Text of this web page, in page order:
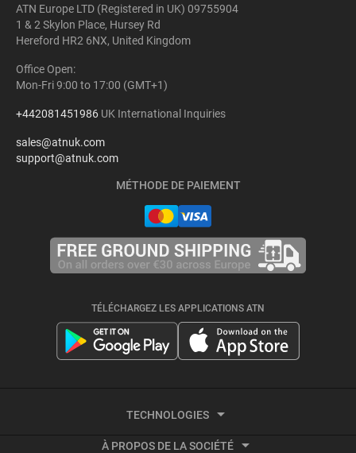
ATN Europe LTD (Registered in UK) 09755904
1 & 2 Skylon Place, Hursey Rd
Hereford HR2 6NX, United Kingdom
Office Open:
Mon-Fri 9:00 to 17:00 (GMT+1)
+442081451986 UK International Inquiries
sales@atnuk.com
support@atnuk.com
MÉTHODE DE PAIEMENT
TÉLÉCHARGEZ LES APPLICATIONS ATN
TECHNOLOGIES
À PROPOS DE LA SOCIÉTÉ